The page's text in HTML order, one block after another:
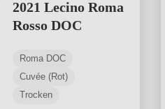
2021 Lecino Roma
Rosso DOC
Roma DOC
Cuvée (Rot)
Trocken